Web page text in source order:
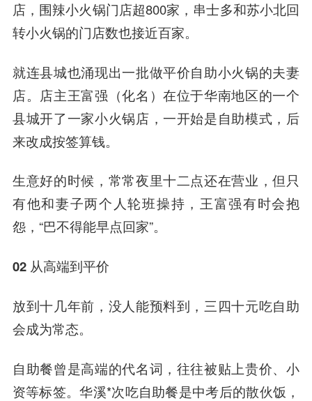
店，围辣小火锅门店超800家，串士多和苏小北回
转小火锅的门店数也接近百家。
就连县城也涌现出一批做平价自助小火锅的夫妻
店。店主王富强（化名）在位于华南地区的一个
县城开了一家小火锅店，一开始是自助模式，后
来改成按签算钱。
生意好的时候，常常夜里十二点还在营业，但只
有他和妻子两个人轮班操持，王富强有时会抱
怨，“巴不得能早点回家”。
02 从高端到平价
放到十几年前，没人能预料到，三四十元吃自助
会成为常态。
自助餐曾是高端的代名词，往往被贴上贵价、小
资等标签。华溪*次吃自助餐是中考后的散伙饭，